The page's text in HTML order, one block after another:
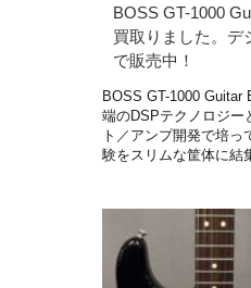
BOSS GT-1000
買取りました。デ
で販売中！
BOSS GT-1000
端のDSPテクノロジー
ト／アンプ開発で培
験をスリムな筐体に結